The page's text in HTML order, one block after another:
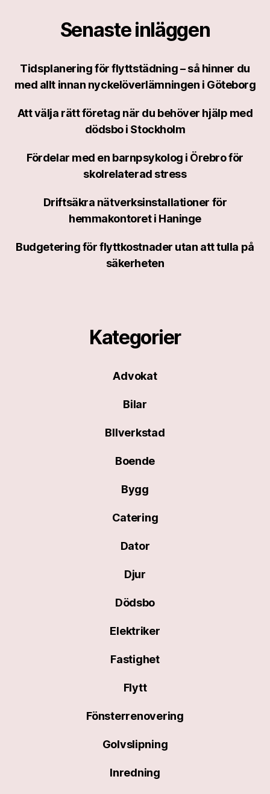
Senaste inläggen
Tidsplanering för flyttstädning – så hinner du
med allt innan nyckelöverlämningen i Göteborg
Att välja rätt företag när du behöver hjälp med
dödsbo i Stockholm
Fördelar med en barnpsykolog i Örebro för
skolrelaterad stress
Driftsäkra nätverksinstallationer för
hemmakontoret i Haninge
Budgetering för flyttkostnader utan att tulla på
säkerheten
Kategorier
Advokat
Bilar
BIlverkstad
Boende
Bygg
Catering
Dator
Djur
Dödsbo
Elektriker
Fastighet
Flytt
Fönsterrenovering
Golvslipning
Inredning